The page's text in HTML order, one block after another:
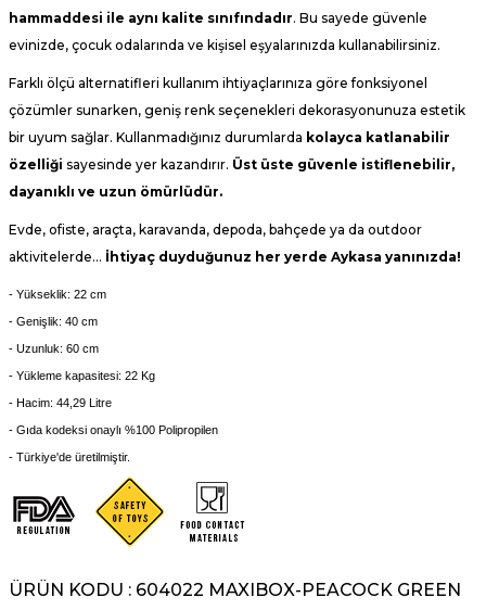
hammaddesi ile aynı kalite sınıfındadır. Bu sayede güvenle
evinizde, çocuk odalarında ve kişisel eşyalarınızda kullanabilirsiniz.
Farklı ölçü alternatifleri kullanım ihtiyaçlarınıza göre fonksiyonel
çözümler sunarken, geniş renk seçenekleri dekorasyonunuza estetik
bir uyum sağlar. Kullanmadığınız durumlarda kolayca katlanabilir
özelliği sayesinde yer kazandırır. Üst üste güvenle istiflenebilir,
dayanıklı ve uzun ömürlüdür.
Evde, ofiste, araçta, karavanda, depoda, bahçede ya da outdoor
aktivitelerde… İhtiyaç duyduğunuz her yerde Aykasa yanınızda!
- Yükseklik: 22 cm
- Genişlik: 40 cm
- Uzunluk: 60 cm
- Yükleme kapasitesi: 22 Kg
- Hacim: 44,29 Litre
- Gıda kodeksi onaylı %100 Polipropilen
- Türkiye'de üretilmiştir.
ÜRÜN KODU : 604022 MAXIBOX-PEACOCK GREEN